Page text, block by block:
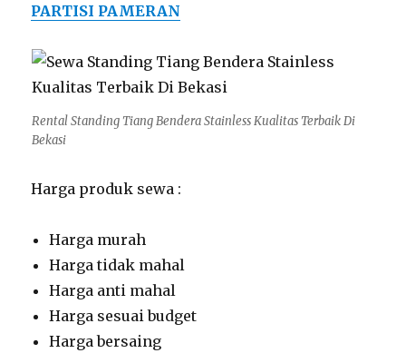
PARTISI PAMERAN
Rental Standing Tiang Bendera Stainless Kualitas Terbaik Di
Bekasi
Harga produk sewa :
Harga murah
Harga tidak mahal
Harga anti mahal
Harga sesuai budget
Harga bersaing